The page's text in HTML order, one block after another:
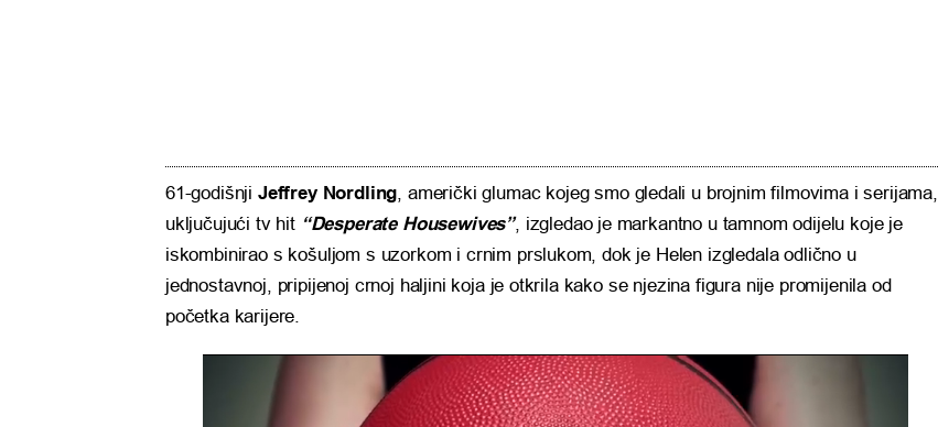
61-godišnji Jeffrey Nordling, američki glumac kojeg smo gledali u brojnim filmovima i serijama,
uključujući tv hit “Desperate Housewives”, izgledao je markantno u tamnom odijelu koje je
iskombinirao s košuljom s uzorkom i crnim prslukom, dok je Helen izgledala odlično u
jednostavnoj, pripijenoj crnoj haljini koja je otkrila kako se njezina figura nije promijenila od
početka karijere.